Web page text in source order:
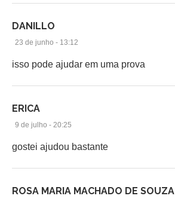
DANILLO
23 de junho - 13:12
isso pode ajudar em uma prova
ERICA
9 de julho - 20:25
gostei ajudou bastante
ROSA MARIA MACHADO DE SOUZA